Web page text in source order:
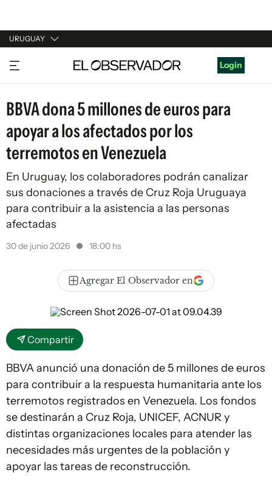
URUGUAY
URUGUAY
ARGENTINA
ESPAÑA
ESTADOS UNIDOS
Login
BBVA dona 5 millones de euros para
apoyar a los afectados por los
terremotos en Venezuela
En Uruguay, los colaboradores podrán canalizar
sus donaciones a través de Cruz Roja Uruguaya
para contribuir a la asistencia a las personas
afectadas
30 de junio 2026 18:00 hs
Agregar El Observador en
Compartir
BBVA anunció una donación de 5 millones de euros
para contribuir a la respuesta humanitaria ante los
terremotos registrados en Venezuela. Los fondos
se destinarán a Cruz Roja, UNICEF, ACNUR y
distintas organizaciones locales para atender las
necesidades más urgentes de la población y
apoyar las tareas de reconstrucción.